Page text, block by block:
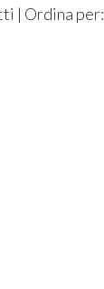
| Ordina per: